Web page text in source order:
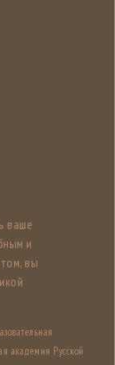
ваше
и
вы
академия Русской